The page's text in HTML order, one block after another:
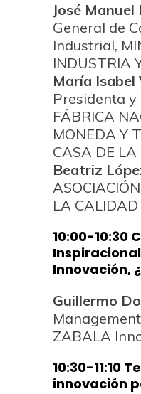
José
General de
Industrial,
INDUSTRIA
María Isabel
Presidenta
FÁBRICA
MONEDA Y
CASA DE
Beatriz
LA CALIDAD
10:00-10:30
Innovación,
Guillermo
ZABALA
10:30-11:10
innovación